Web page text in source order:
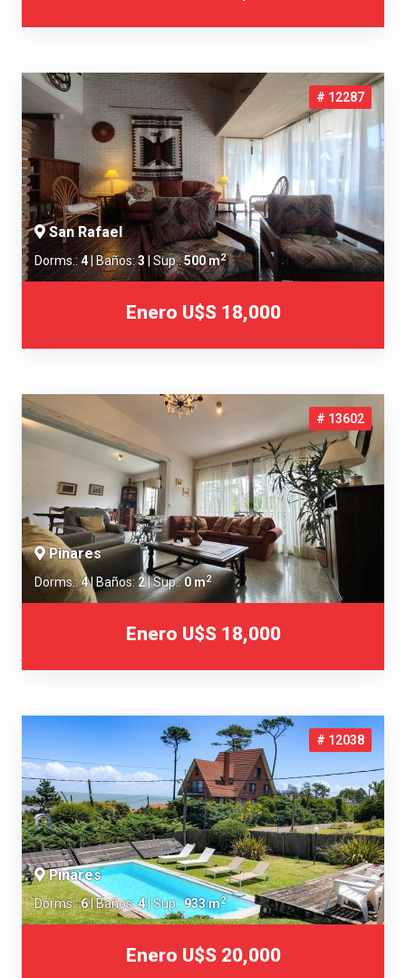
# 12287
San Rafael
Dorms.:4 | Baños:3 | Sup.:500 m2
Enero U$S 18,000
# 13602
Pinares
Dorms.:4| Baños: 2| Sup.:0 m2
Enero U$S 18,000
# 12038
Pinares
Dorms.:6| Baños:4 | Sup.:933 m2
Enero U$S 20,000